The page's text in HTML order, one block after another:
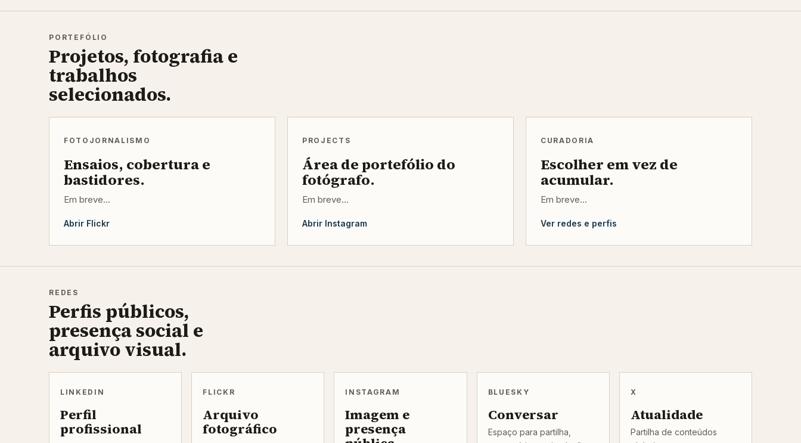
PORTEFÓLIO
Projetos, fotografia e
trabalhos
selecionados.
FOTOJORNALISMO
Ensaios, cobertura e
bastidores.
Em breve...
Abrir Flickr
PROJECTS
Área de portefólio do
fotógrafo.
Em breve...
Abrir Instagram
CURADORIA
Escolher em vez de
acumular.
Em breve...
Ver redes e perfis
REDES
Perfis públicos,
presença social e
arquivo visual.
LINKEDIN
Perfil
profissional
FLICKR
Arquivo
fotográfico
INSTAGRAM
Imagem e
presença
BLUESKY
Conversar
Espaço para partilha,
X
Atualidade
Partilha de conteúdos